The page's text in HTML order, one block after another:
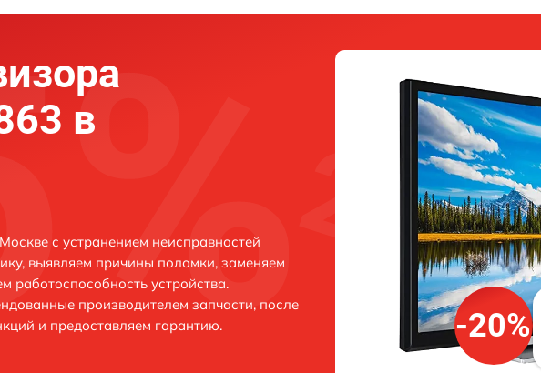
в
с устранением неисправностей
выявляем причины поломки, заменяем
работоспособность устройства.
производителем запчасти, после
и предоставляем гарантию.
-20%